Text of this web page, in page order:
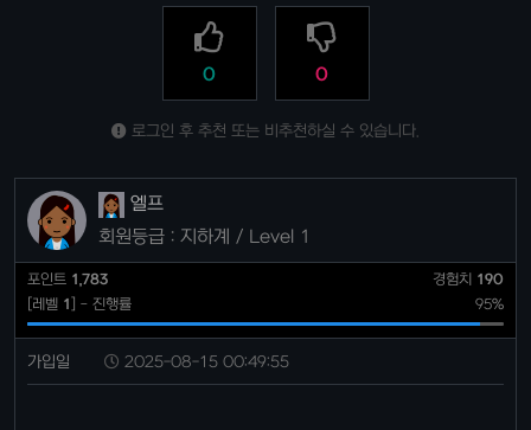
0 0
로그인 후 추천 또는 비추천하실 수 있습니다.
엘프
회원등급 : 지하계 / Level 1
포인트 1,783 경험치 190
[레벨 1 ] - 진행률 95%
가입일 2025-08-15 00:49:55